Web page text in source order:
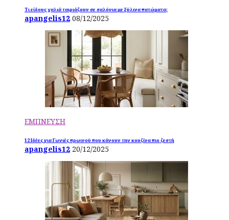
Τι είδους χαλιά ταιριάζουν σε σαλόνια με ξύλινα πατώματα;
apangelis12 08/12/2025
ΕΜΠΝΕΥΣΗ
12 Ιδέες για Γωνιές πρωινού που κάνουν την κουζίνα πιο ζεστή
apangelis12 20/12/2025